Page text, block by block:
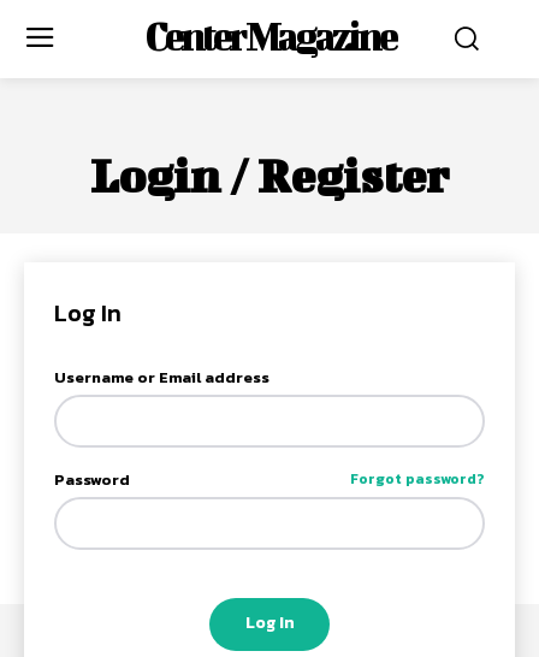
Center Magazine
Login / Register
Log In
Username or Email address
Password Forgot password?
Log In